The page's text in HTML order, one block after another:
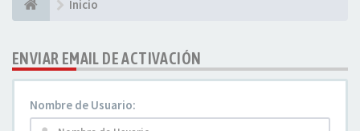
Inicio
ENVIAR EMAIL DE ACTIVACIÓN
Nombre de Usuario: